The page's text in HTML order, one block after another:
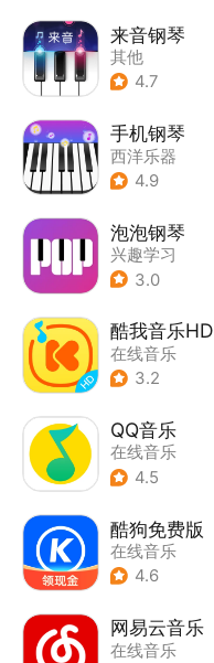
来音钢琴
其他
4.7
手机钢琴
西洋乐器
4.9
泡泡钢琴
兴趣学习
3.0
酷我音乐HD
在线音乐
3.2
QQ音乐
在线音乐
4.5
酷狗免费版
在线音乐
4.6
网易云音乐
在线音乐